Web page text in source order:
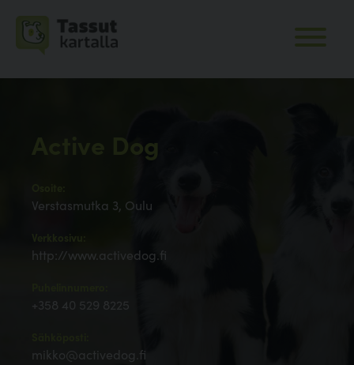
Active Dog
Verstasmutka 3, Oulu
Verkkosivu:
http://www.activedog.fi
+358 40 529 8225
mikko@activedog.fi